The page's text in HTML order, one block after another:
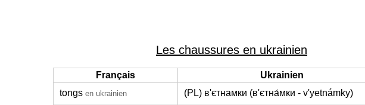
Les chaussures en ukrainien
Français
Ukrainien
tongs en ukrainien
(PL) в'єтнамки (в'єтна́мки - v'yetnámky)